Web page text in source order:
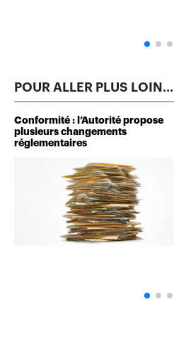
POUR ALLER PLUS LOIN...
Conformité : l’Autorité propose
plusieurs changements
réglementaires